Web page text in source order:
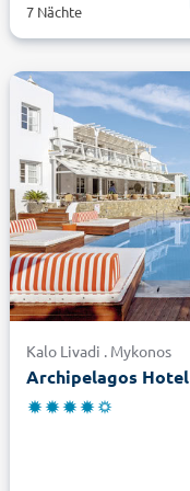
7 Nächte
Kalo Livadi . Mykonos
Archipelagos Hotel